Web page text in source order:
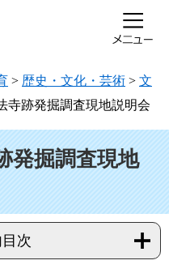
> 歴史・文化・芸術 > 文
寺跡発掘調査現地説明会
発掘調査現地
次